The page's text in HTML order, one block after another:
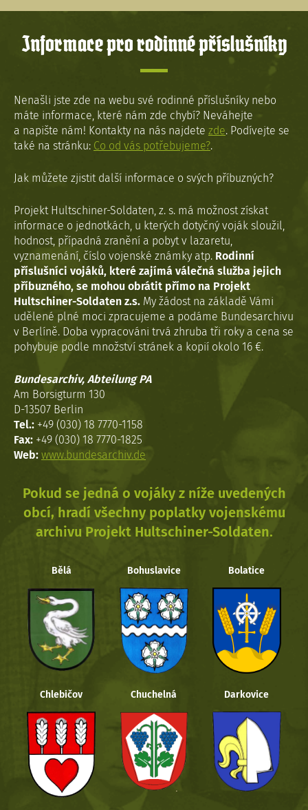
Informace pro rodinné příslušníky
Nenašli jste zde na webu své rodinné příslušníky nebo
máte informace, které nám zde chybí? Neváhejte
a napište nám! Kontakty na nás najdete zde. Podívejte se
také na stránku: Co od vás potřebujeme?.
Jak můžete zjistit další informace o svých příbuzných?
Projekt Hultschiner-Soldaten, z. s. má možnost získat
informace o jednotkách, u kterých dotyčný voják sloužil,
hodnost, případná zranění a pobyt v lazaretu,
vyznamenání, číslo vojenské známky atp. Rodinní
příslušníci vojáků, které zajímá válečná služba jejich
příbuzného, se mohou obrátit přímo na Projekt
Hultschiner-Soldaten z.s. My žádost na základě Vámi
udělené plné moci zpracujeme a podáme Bundesarchivu
v Berlíně. Doba vypracováni trvá zhruba tři roky a cena se
pohybuje podle množství stránek a kopií okolo 16 €.
Bundesarchiv, Abteilung PA
Am Borsigturm 130
D-13507 Berlin
Tel.: +49 (030) 18 7770-1158
Fax: +49 (030) 18 7770-1825
Web: www.bundesarchiv.de
Pokud se jedná o vojáky z níže uvedených
obcí, hradí všechny poplatky vojenskému
archivu Projekt Hultschiner-Soldaten.
Bělá Bohuslavice Bolatice
Chlebičov Chuchelná Darkovice